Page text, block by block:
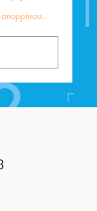
απορρήτου.